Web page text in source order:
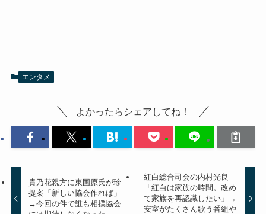
エンタメ
よかったらシェアしてね！
貴乃花親方に東国原氏が珍
提案「新しい協会作れば」
→今回の件で誰も相撲協会
紅白総合司会の内村光良
「紅白は家族の時間。改め
て家族を再認識したい」→
安室がたくさん歌う番組や